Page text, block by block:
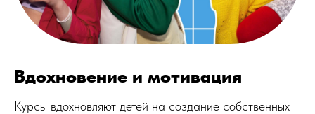
Вдохновение и мотивация
Курсы вдохновляют детей на создание собственных